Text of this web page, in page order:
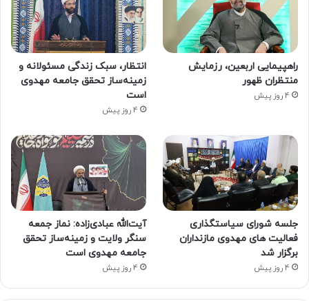
راهپیمایی اربعین، رزمایش
منتظران ظهور
4 روز پیش
انتظار، سبک زندگی مسئولانه و
زمینه‌ساز تحقق جامعه مهدوی
است
4 روز پیش
جلسه شورای سیاستگذاری
فعالیت های مهدوی مازنداران
برگزار شد
4 روز پیش
آیت‌الله عبادی‌زاده: نماز جمعه
سنگر ولایت و زمینه‌ساز تحقق
جامعه مهدوی است
4 روز پیش